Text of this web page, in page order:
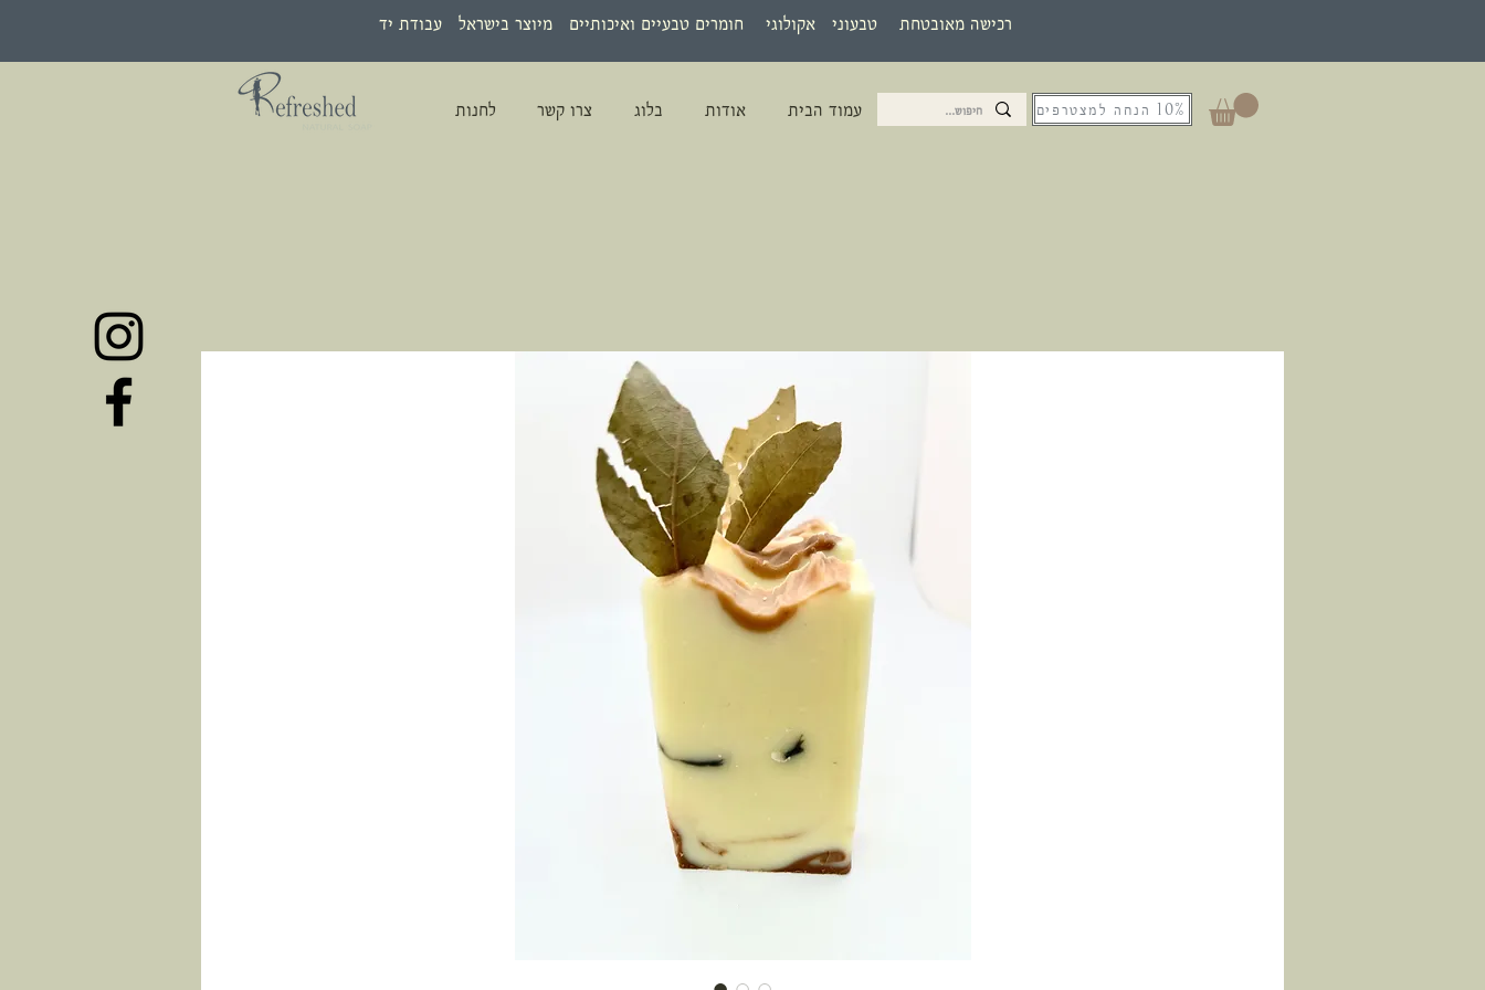
רכישה מאובטחת טבעוני אקולוגי חומרים טבעיים ואיכותיים מיוצר בישראל עבודת יד
עמוד הבית אודות בלוג צרו קשר לחנות 10% הנחה למצטרפים